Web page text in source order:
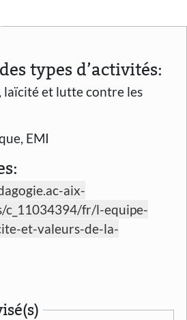
types d’activités:
laïcité et lutte contre les
EMI
aix-
c_11034394/fr/l-equipe-
et-valeurs-de-la-